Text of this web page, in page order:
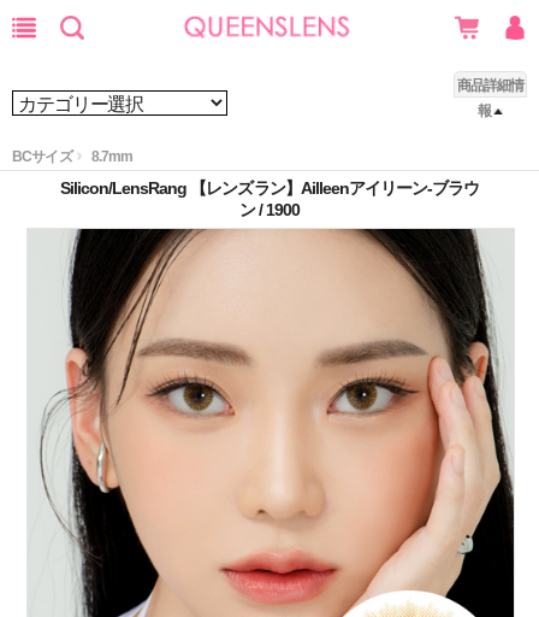
BCサイズ 8.7mm
商品詳細情
報
Silicon/LensRang 【レンズラン】Ailleenアイリーン-ブラウ
ン / 1900